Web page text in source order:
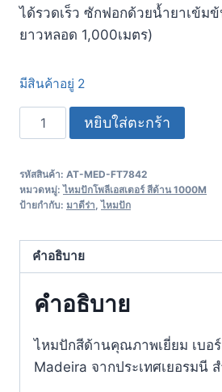
ได้รวดเร็ว ซักฟอกด้วยน้ำยาเข้ม
ยาวหลอด 1,000เมตร)
มีสินค้าอยู่ 2
หยิบใส่ตะกร้า
รหัสสินค้า: AT-MED-FT7842
หมวดหมู่:ไหมปักโพลีเอสเตอร์ สีด้าน 1000M
ป้ายกำกับ: มาดีร่า ,ไหมปัก
คำอธิบาย
คำอธิบาย
ไหมปักสีด้านคุณภาพเยี่ยม เบอ
Madeira จากประเทศเยอรมนี